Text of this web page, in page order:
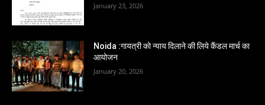
January 23, 2026
Noida :गायत्री को न्याय दिलाने की लिये कैंडल मार्च का
आयोजन
January 20, 2026